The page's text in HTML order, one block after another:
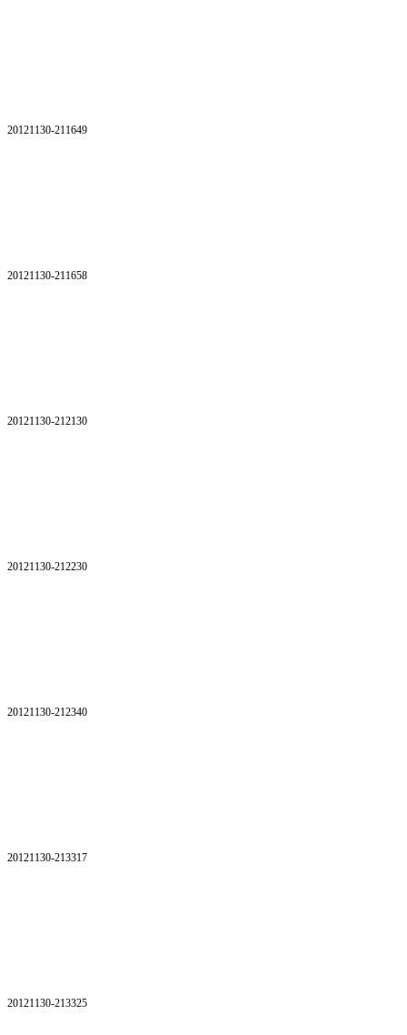
20121130-211649
20121130-211658
20121130-212130
20121130-212230
20121130-212340
20121130-213317
20121130-213325